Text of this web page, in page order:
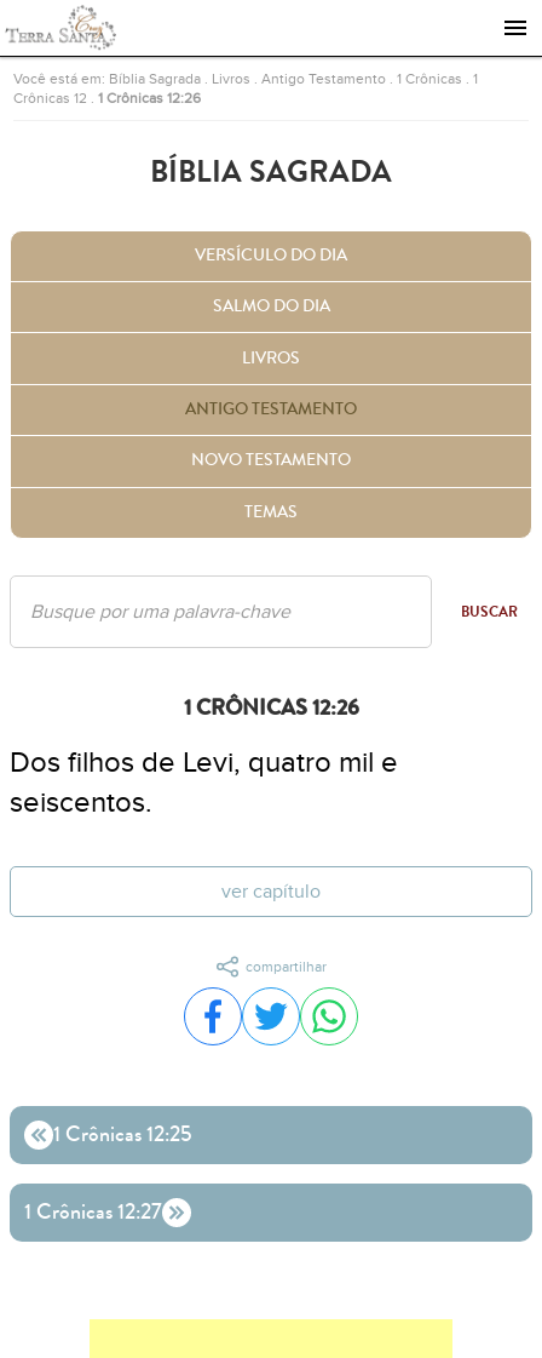
Ir para a página inicial
Você está em: Bíblia Sagrada Livros .Antigo Testamento .1 Crônicas .1
Crônicas 12 .1 Crônicas 12:26
BÍBLIA SAGRADA
VERSÍCULO DO DIA
SALMO DO DIA
LIVROS
ANTIGO TESTAMENTO
NOVO TESTAMENTO
TEMAS
BUSCAR
1 CRÔNICAS 12:26
Dos filhos de Levi, quatro mil e
seiscentos.
ver capítulo
compartilhar
Compartilhar no Facebook
Compartilhar no Twitter
Compartilhar no
1 Crônicas 12:25
1 Crônicas 12:27